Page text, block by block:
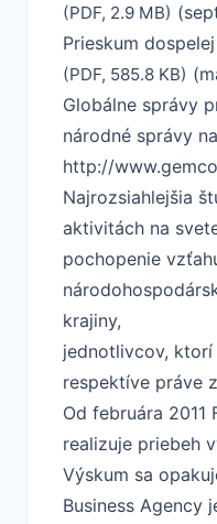
(PDF, 2.9 MB)
Prieskum
(PDF, 585.8 KB)
Globálne správy
národné správy
http://
Najrozsiahlejšia
aktivitách na
pochopenie
krajiny,
jednotlivcov, ktorí
respektíve práve
Od februára 2011
realizuje priebeh
Výskum sa
Business Agency